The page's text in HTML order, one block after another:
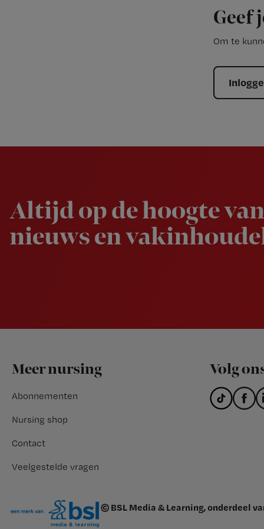
Geef
Om te
Altijd op de hoogte
nieuws en
Footer
Meer nursing
Abonnementen
Nursing shop
Contact
Veelgestelde vragen
Volg
© BSL Media & Learning, onderdeel